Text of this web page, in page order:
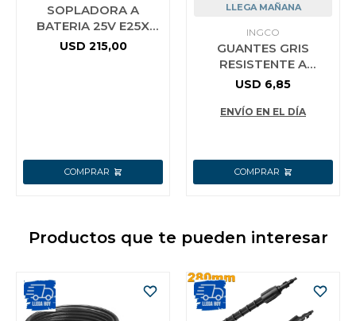
SOPLADORA A
BATERIA 25V E25X
3.1M3/MIN + BAT
USD 215,00
LLEGA MAÑANA
INGCO
GUANTES GRIS
RESISTENTE A
CORTES HGCG01-XL
USD 6,85
ENVÍO EN EL DÍA
Productos que te pueden interesar